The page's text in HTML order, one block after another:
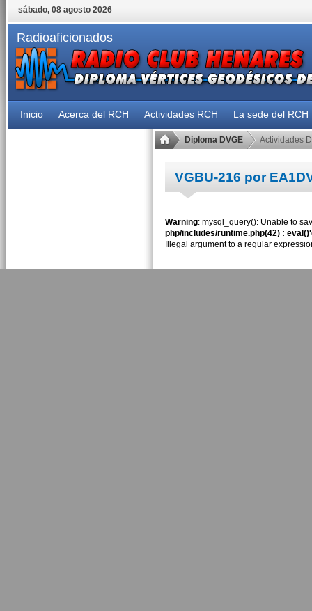
sábado, 08 agosto 2026
Radioaficionados
Inicio Acerca del RCH Actividades RCH La sede del RCH
Diploma DVGE Actividades
VGBU-216 por
Warning: mysql_query(): Unable to
php/includes/runtime.php(42) :
Illegal argument to a regular